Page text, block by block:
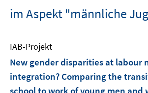
im Aspekt "männliche
IAB-Projekt
New gender disparities at labour
integration? Comparing the
school to work of young men and